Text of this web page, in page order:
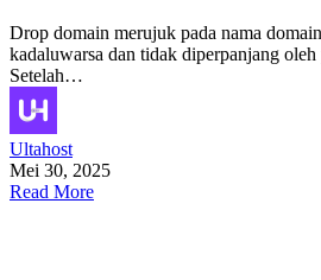
Drop domain merujuk pada nama
kadaluwarsa dan tidak diperpanjang
Setelah…
Ultahost
Mei 30, 2025
Read More